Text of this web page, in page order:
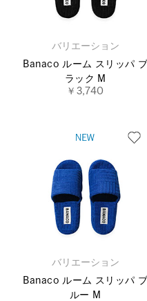
バリエーション
Banaco ルーム スリッパ ブ
ラック M
￥3,740
バリエーション
Banaco ルーム スリッパ ブ
ルー M